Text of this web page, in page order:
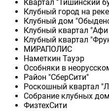
Квартал "Тишинский
Клубный город на
Клубный дом
Клубный квартал
Клубный квартал
МИРАПОЛИС
Наметкин Тауэр
Особняки в
Район "СберСити"
Роскошный квартал
Собрание клубных
ФизтехСити